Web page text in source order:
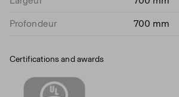
Profondeur 700 mm
Certifications and awards